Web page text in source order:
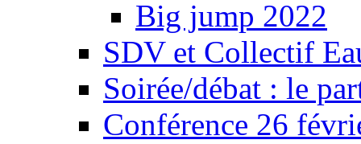
Big jump 2022
SDV et Collectif
Soirée/débat : le
Conférence 26